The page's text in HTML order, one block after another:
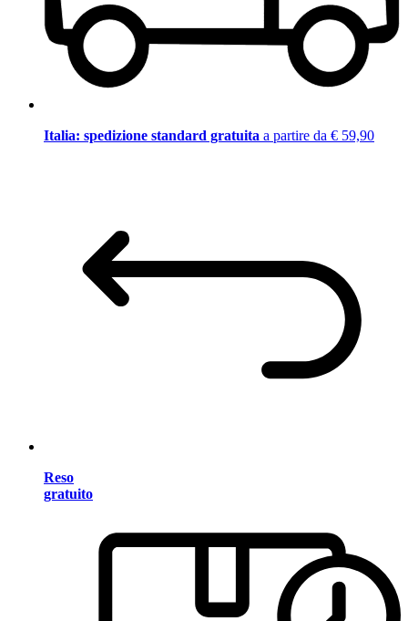
Italia: spedizione standard gratuita a partire da € 59,90
Reso
gratuito